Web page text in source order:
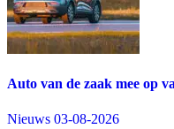
Auto van de zaak mee op
Nieuws 03-08-2026